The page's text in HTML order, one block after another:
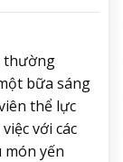
thường
bữa sáng
thể lực
với các
yến